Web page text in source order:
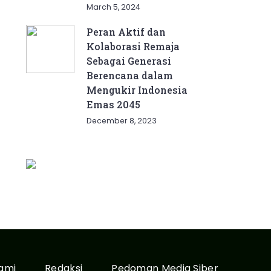
March 5, 2024
Peran Aktif dan
Kolaborasi Remaja
Sebagai Generasi
Berencana dalam
Mengukir Indonesia
Emas 2045
December 8, 2023